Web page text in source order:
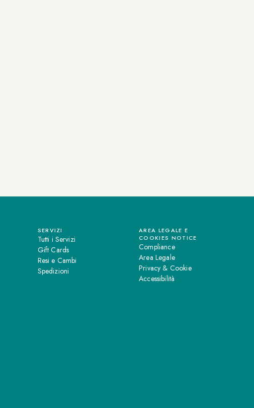
SERVIZI
Tutti i Servizi
Gift Cards
Resi e Cambi
Spedizioni
AREA LEGALE E
COOKIES NOTICE
Compliance
Area Legale
Privacy & Cookie
Accessibilità